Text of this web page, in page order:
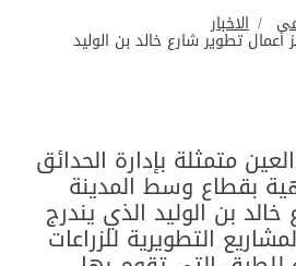
الاخبار
أعمال تطوير شارع خالد بن الوليد
متمثلة بإدارة الحدائق
بقطاع وسط المدينة
بن الوليد الذي يندرج
التطويرية للزراعات